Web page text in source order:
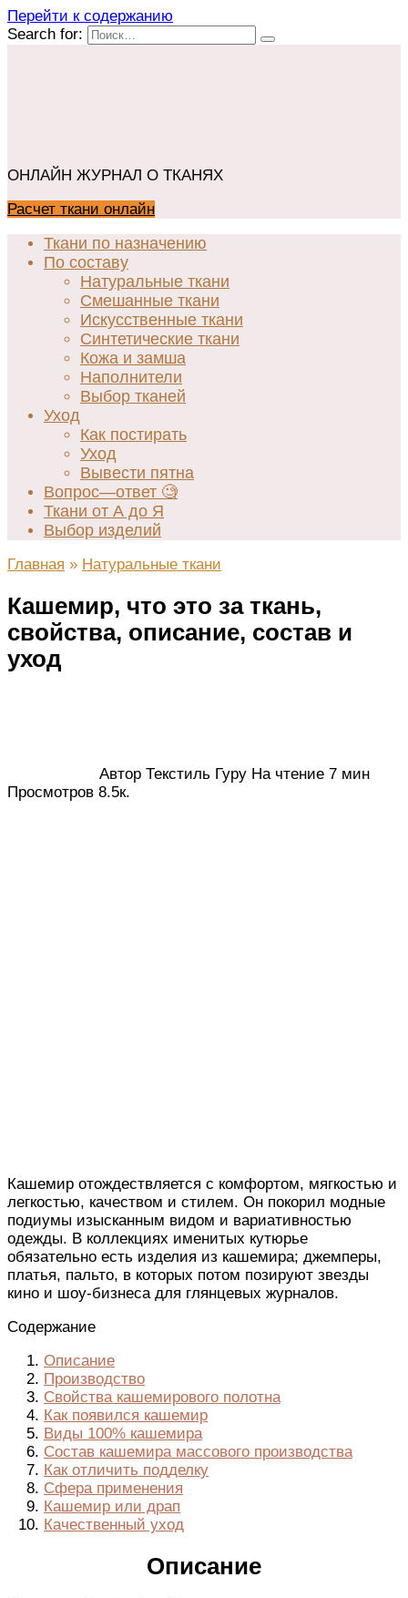
Перейти к содержанию
Search for:
ОНЛАЙН ЖУРНАЛ О ТКАНЯХ
Расчет ткани онлайн
Ткани по назначению
По составу
Натуральные ткани
Смешанные ткани
Искусственные ткани
Синтетические ткани
Кожа и замша
Наполнители
Выбор тканей
Уход
Как постирать
Уход
Вывести пятна
Вопрос—ответ 🧐
Ткани от А до Я
Выбор изделий
Главная » Натуральные ткани
Кашемир, что это за ткань,
свойства, описание, состав и
уход
Автор Текстиль Гуру На чтение 7 мин
Просмотров 8.5к.
Кашемир отождествляется с комфортом, мягкостью и
легкостью, качеством и стилем. Он покорил модные
подиумы изысканным видом и вариативностью
одежды. В коллекциях именитых кутюрье
обязательно есть изделия из кашемира; джемперы,
платья, пальто, в которых потом позируют звезды
кино и шоу-бизнеса для глянцевых журналов.
Содержание
Описание
Производство
Свойства кашемирового полотна
Как появился кашемир
Виды 100% кашемира
Состав кашемира массового производства
Как отличить подделку
Сфера применения
Кашемир или драп
Качественный уход
Описание